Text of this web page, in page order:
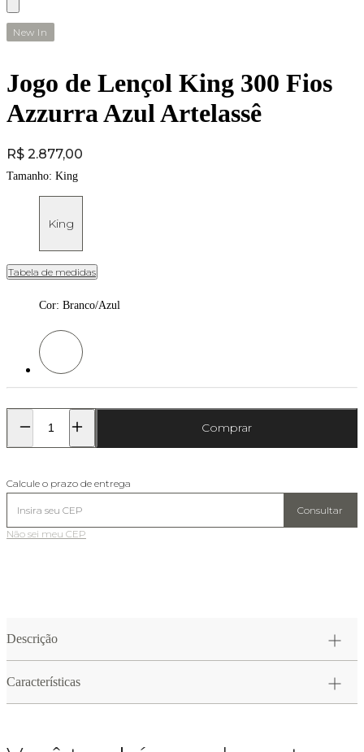
New In
Jogo de Lençol King 300 Fios
Azzurra Azul Artelassê
Price:
R$ 2.877,00
Tamanho: King
King
Tabela de medidas
Cor: Branco/Azul
Cor: Branco/Azul
Comprar
Calcule o prazo de entrega
Consultar
Não sei meu CEP
Descrição
Características